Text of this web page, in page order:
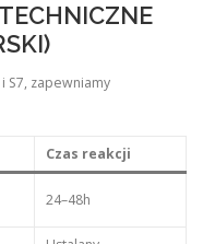
S7, zapewniamy
Czas reakcji
24–48h